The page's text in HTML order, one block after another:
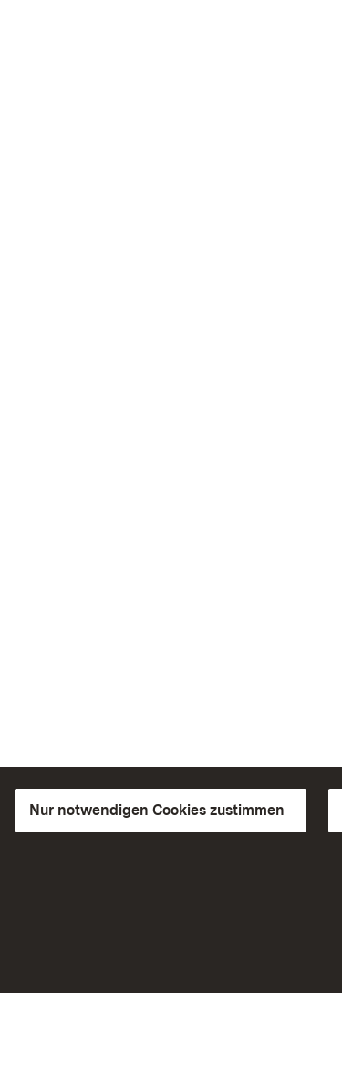
Nur notwendigen Cookies zustimmen